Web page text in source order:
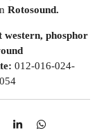
Rotosound.
western, phosphor
012-016-024-
S
D